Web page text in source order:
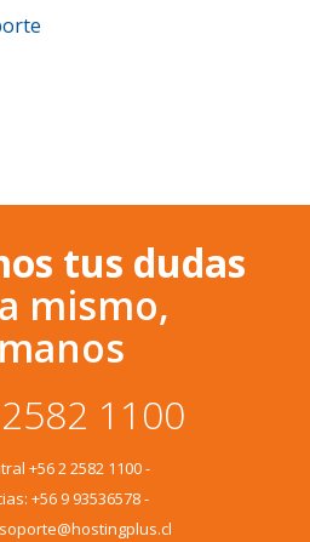
tus dudas
mismo,
1100
+56 2 2582 1100-
+56 9 93536578-